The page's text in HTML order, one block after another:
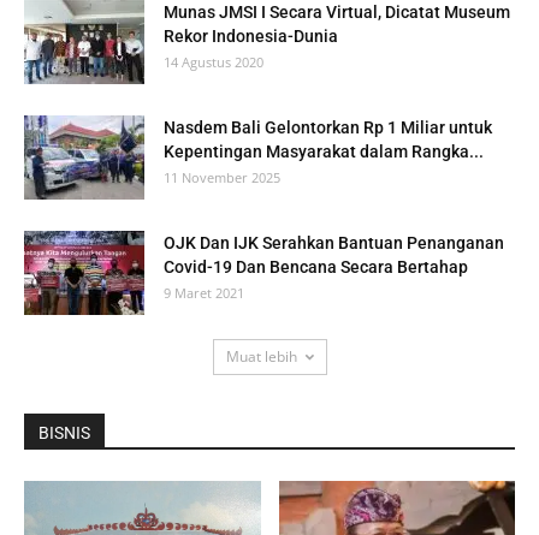
Munas JMSI I Secara Virtual, Dicatat Museum
Rekor Indonesia-Dunia
14 Agustus 2020
Nasdem Bali Gelontorkan Rp 1 Miliar untuk
Kepentingan Masyarakat dalam Rangka...
11 November 2025
OJK Dan IJK Serahkan Bantuan Penanganan
Covid-19 Dan Bencana Secara Bertahap
9 Maret 2021
Muat lebih
BISNIS